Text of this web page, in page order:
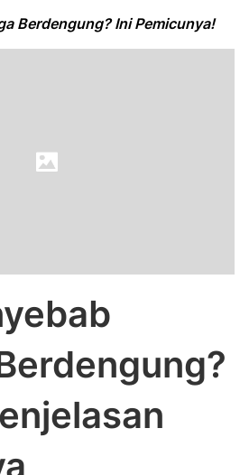
Berdengung? Ini Pemicunya!